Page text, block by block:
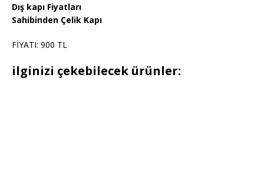
Dış kapı Fiyatları
Sahibinden Çelik Kapı
FİYATI: 900 TL
ilginizi çekebilecek ürünler: